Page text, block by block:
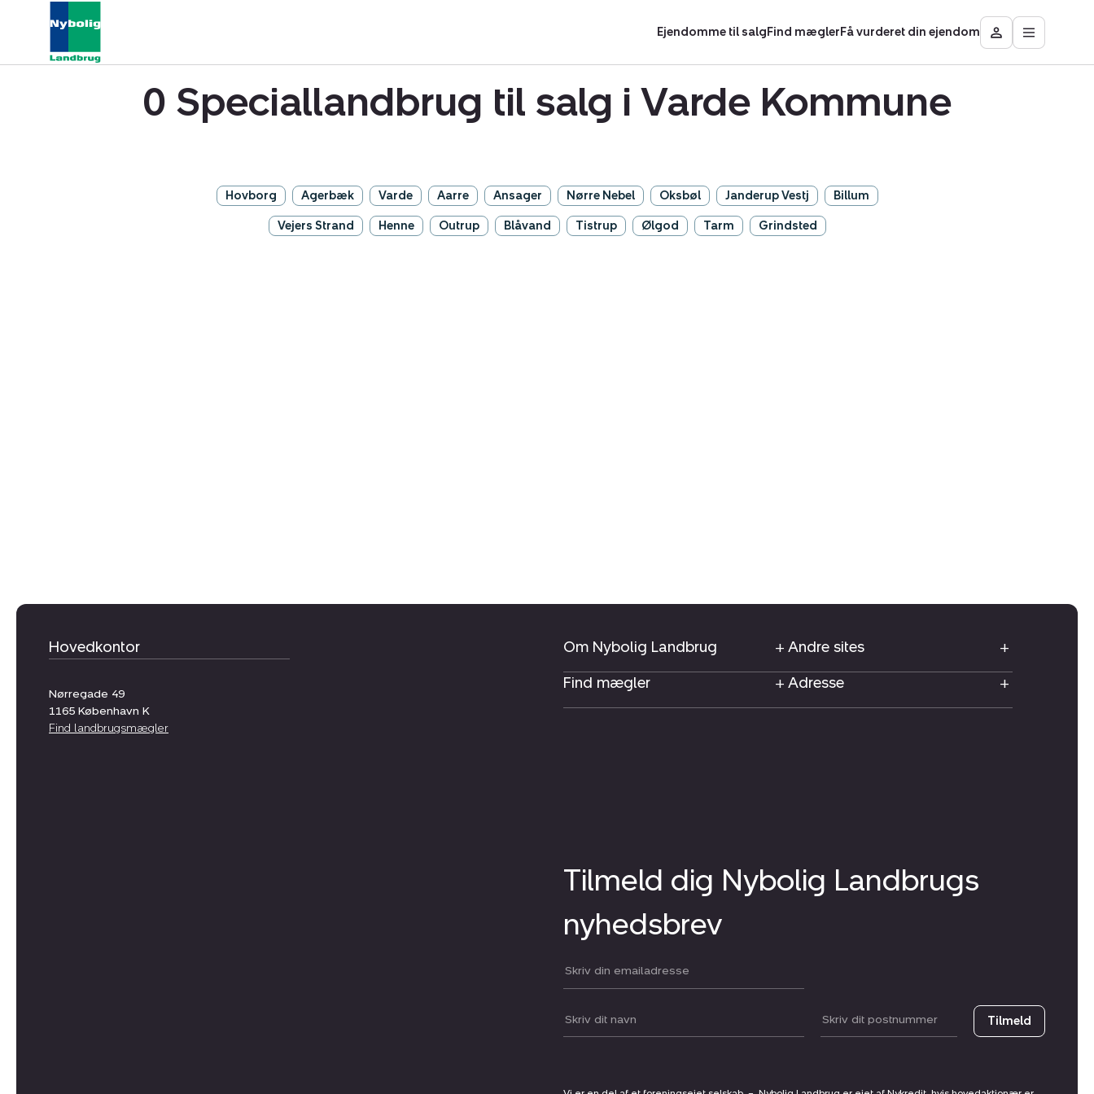
Ejendomme til salgFind mæglerFå vurderet din ejendom
Besøg
Mit
Åbn
0 Speciallandbrug til salg i Varde Kommune
Hovborg Agerbæk Varde Aarre Ansager Nørre Nebel Oksbøl Janderup Vestj Billum
Vejers Strand Henne Outrup Blåvand Tistrup Ølgod Tarm Grindsted
Hovedkontor
Nørregade 49
1165 København K
Find landbrugsmægler
Om Nybolig Landbrug
Andre sites
Find mægler
Adresse
Tilmeld dig Nybolig Landbrugs
nyhedsbrev
Din email:
Dit navn: Postnummer Tilmeld